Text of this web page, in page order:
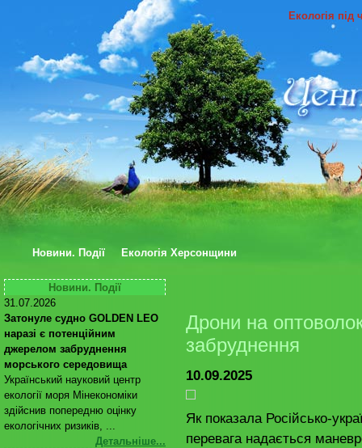
Екологія під
Новини. Події Екологія Херсонщини
Новини. Події
31.07.2026
Затонуле судно GOLDEN LEO
наразі є потенційним
джерелом забруднення
морського середовища
Український науковий центр
екології моря Мінекономіки
здійснив попередню оцінку
екологічних ризиків, ...
Детальніше...
Дрони на
забруднення
10.09.2025
Як показала Російсько-
перевага надається